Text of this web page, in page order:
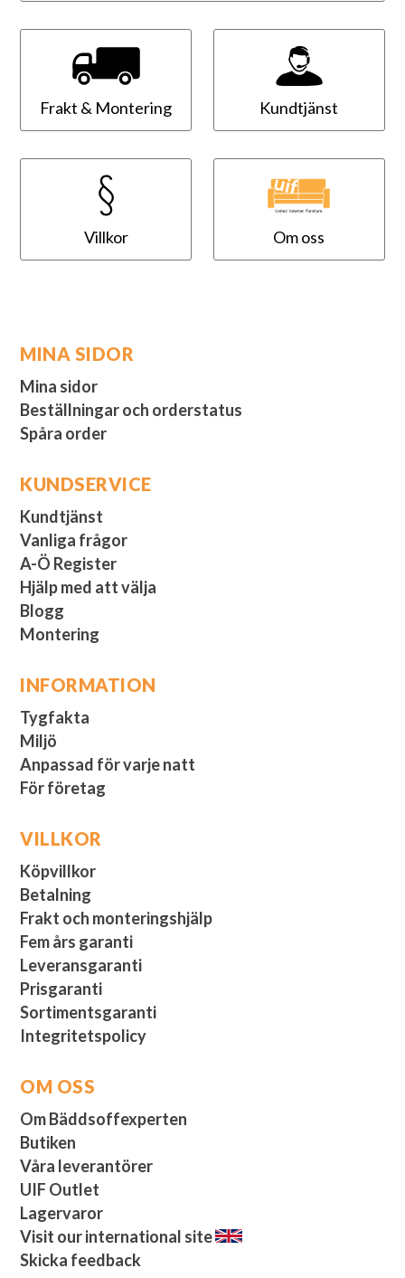
Frakt & Montering Kundtjänst
Villkor Om oss
MINA SIDOR
Mina sidor
Beställningar och orderstatus
Spåra order
KUNDSERVICE
Kundtjänst
Vanliga frågor
A-Ö Register
Hjälp med att välja
Blogg
Montering
INFORMATION
Tygfakta
Miljö
Anpassad för varje natt
För företag
VILLKOR
Köpvillkor
Betalning
Frakt och monteringshjälp
Fem års garanti
Leveransgaranti
Prisgaranti
Sortimentsgaranti
Integritetspolicy
OM OSS
Om Bäddsoffexperten
Butiken
Våra leverantörer
UIF Outlet
Lagervaror
Visit our international site
Skicka feedback